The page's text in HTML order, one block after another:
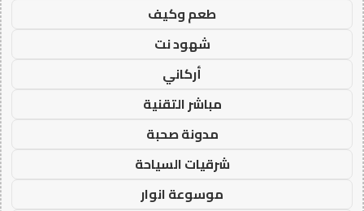
طعم وكيف
شهود نت
أركاني
مباشر التقنية
مدونة صحبة
شرقيات السياحة
موسوعة انوار